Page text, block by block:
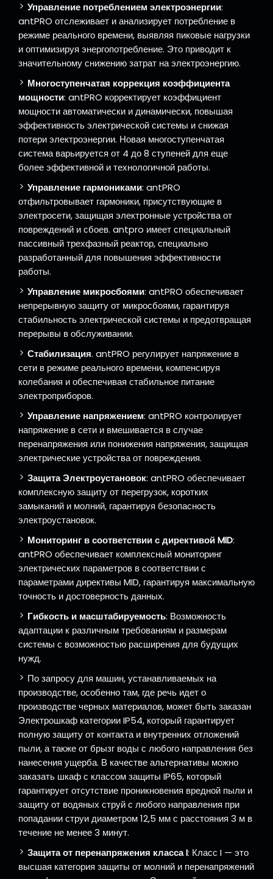
Управление потреблением электроэнергии:
antPRO отслеживает и анализирует потребление в
режиме реального времени, выявляя пиковые нагрузки
и оптимизируя энергопотребление. Это приводит к
значительному снижению затрат на электроэнергию.
Многоступенчатая коррекция коэффициента
мощности: antPRO корректирует коэффициент
мощности автоматически и динамически, повышая
эффективность электрической системы и снижая
потери электроэнергии. Новая многоступенчатая
система варьируется от 4 до 8 ступеней для еще
более эффективной и технологичной работы.
Управление гармониками: antPRO
отфильтровывает гармоники, присутствующие в
электросети, защищая электронные устройства от
повреждений и сбоев. antpro имеет специальный
пассивный трехфазный реактор, специально
разработанный для повышения эффективности
работы.
Управление микросбоями: antPRO обеспечивает
непрерывную защиту от микросбоями, гарантируя
стабильность электрической системы и предотвращая
перерывы в обслуживании.
Стабилизация. antPRO регулирует напряжение в
сети в режиме реального времени, компенсируя
колебания и обеспечивая стабильное питание
электроприборов.
Управление напряжением: antPRO контролирует
напряжение в сети и вмешивается в случае
перенапряжения или понижения напряжения, защищая
электрические устройства от повреждения.
Защита Электроустановок: antPRO обеспечивает
комплексную защиту от перегрузок, коротких
замыканий и молний, гарантируя безопасность
электроустановок.
Мониторинг в соответствии с директивой MID:
antPRO обеспечивает комплексный мониторинг
электрических параметров в соответствии с
параметрами директивы MID, гарантируя максимальную
точность и достоверность данных.
Гибкость и масштабируемость: Возможность
адаптации к различным требованиям и размерам
системы с возможностью расширения для будущих
нужд.
По запросу для машин, устанавливаемых на
производстве, особенно там, где речь идет о
производстве черных материалов, может быть заказан
Электрошкаф категории IP54, который гарантирует
полную защиту от контакта и внутренних отложений
пыли, а также от брызг воды с любого направления без
нанесения ущерба. В качестве альтернативы можно
заказать шкаф с классом защиты IP65, который
гарантирует отсутствие проникновения вредной пыли и
защиту от водяных струй с любого направления при
попадании струи диаметром 12,5 мм с расстояния 3 м в
течение не менее 3 минут.
Защита от перенапряжения класса I: Класс I — это
высшая категория защиты от молний и перенапряжений